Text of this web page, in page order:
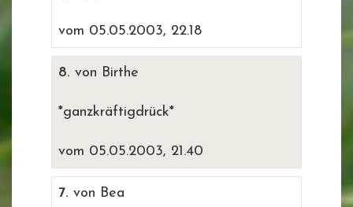
vom 05.05.2003, 22.18
8. von Birthe
*ganzkräftigdrück*
vom 05.05.2003, 21.40
7. von Bea